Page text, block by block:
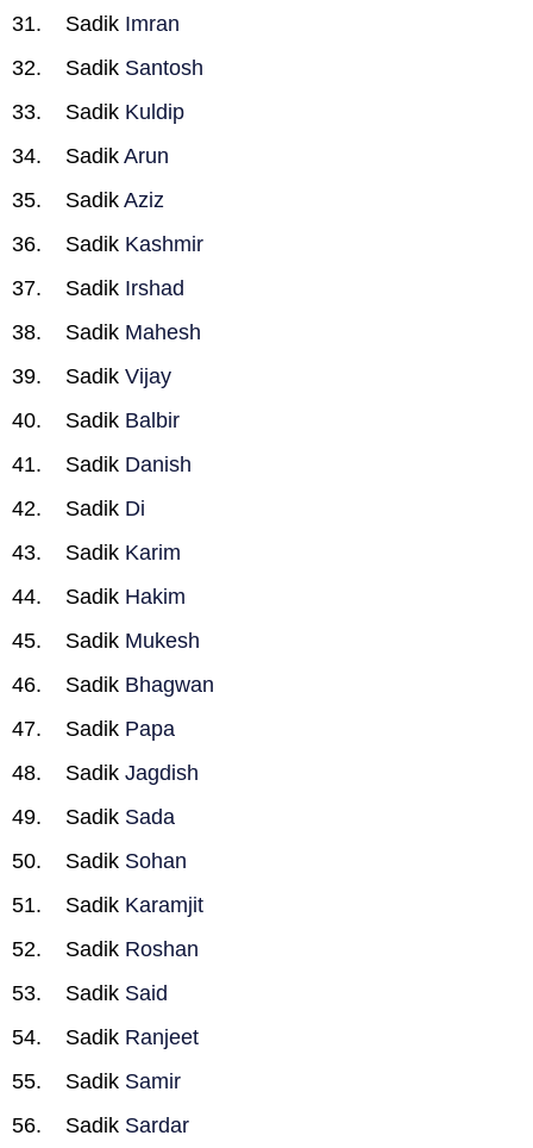
Sadik Imran
Sadik Santosh
Sadik Kuldip
Sadik Arun
Sadik Aziz
Sadik Kashmir
Sadik Irshad
Sadik Mahesh
Sadik Vijay
Sadik Balbir
Sadik Danish
Sadik Di
Sadik Karim
Sadik Hakim
Sadik Mukesh
Sadik Bhagwan
Sadik Papa
Sadik Jagdish
Sadik Sada
Sadik Sohan
Sadik Karamjit
Sadik Roshan
Sadik Said
Sadik Ranjeet
Sadik Samir
Sadik Sardar